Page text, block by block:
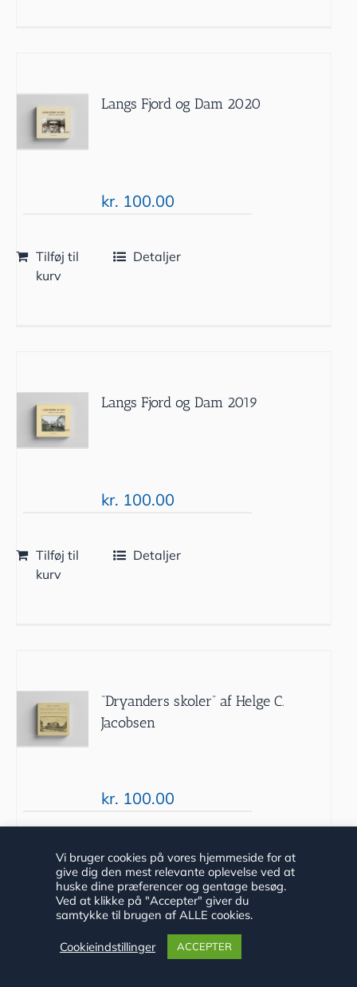
Langs Fjord og Dam 2020
kr. 100.00
Tilføj til
kurv
Detaljer
Langs Fjord og Dam 2019
kr. 100.00
Tilføj til
kurv
Detaljer
“Dryanders skoler” af Helge C.
Jacobsen
kr. 100.00
Tilføj til
kurv
Detaljer
Vi bruger cookies på vores hjemmeside for at
give dig den mest relevante oplevelse ved at
huske dine præferencer og gentage besøg.
Ved at klikke på "Accepter" giver du
samtykke til brugen af ALLE cookies.
Cookieindstillinger ACCEPTER